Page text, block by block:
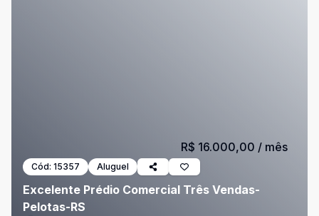
Cód: 15357 Aluguel
Excelente Prédio Comercial Três Vendas-
Pelotas-RS
R$ 16.000,00 / mês